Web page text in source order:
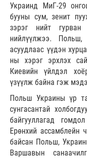
Украинд МиГ-29
бууны сум, зенит
зэрэг нийт гурван
нийлүүлжээ.
асуудлаас үүдэн
ны хэрэг эрхлэх
Киевийн үйлдэл
үзүүлж байна гэж
Польш Украины үр
сунгасантай
байгууллагад
Ерөнхий ассамблейн
байсан Польш,
Варшавын